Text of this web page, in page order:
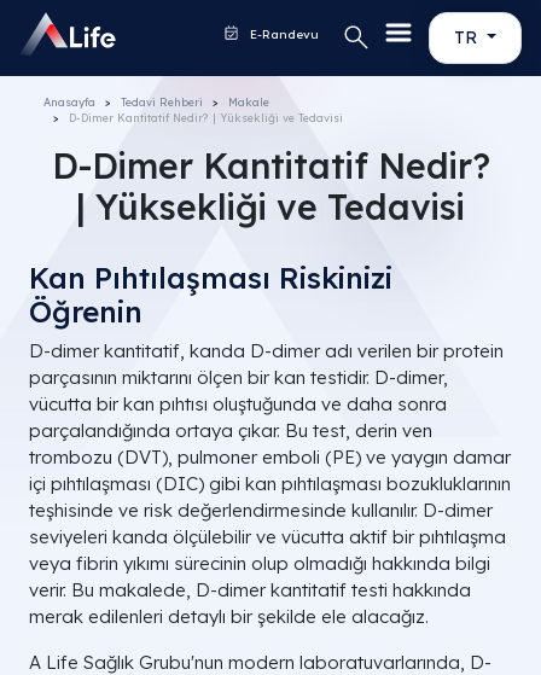
TR
E-Randevu
Anasayfa Tedavi Rehberi
Makale
D-Dimer Kantitatif Nedir? | Yüksekliği ve Tedavisi
D-Dimer Kantitatif Nedir?
| Yüksekliği ve Tedavisi
Kan Pıhtılaşması Riskinizi
Öğrenin
D-dimer kantitatif, kanda D-dimer adı verilen bir protein
parçasının miktarını ölçen bir kan testidir. D-dimer,
vücutta bir kan pıhtısı oluştuğunda ve daha sonra
parçalandığında ortaya çıkar. Bu test, derin ven
trombozu (DVT), pulmoner emboli (PE) ve yaygın damar
içi pıhtılaşması (DIC) gibi kan pıhtılaşması bozukluklarının
teşhisinde ve risk değerlendirmesinde kullanılır. D-dimer
seviyeleri kanda ölçülebilir ve vücutta aktif bir pıhtılaşma
veya fibrin yıkımı sürecinin olup olmadığı hakkında bilgi
verir. Bu makalede, D-dimer kantitatif testi hakkında
merak edilenleri detaylı bir şekilde ele alacağız.
A Life Sağlık Grubu'nun modern laboratuvarlarında, D-